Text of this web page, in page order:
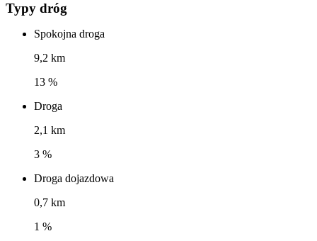
Typy dróg
Spokojna droga
9,2 km
13 %
Droga
2,1 km
3 %
Droga dojazdowa
0,7 km
1 %